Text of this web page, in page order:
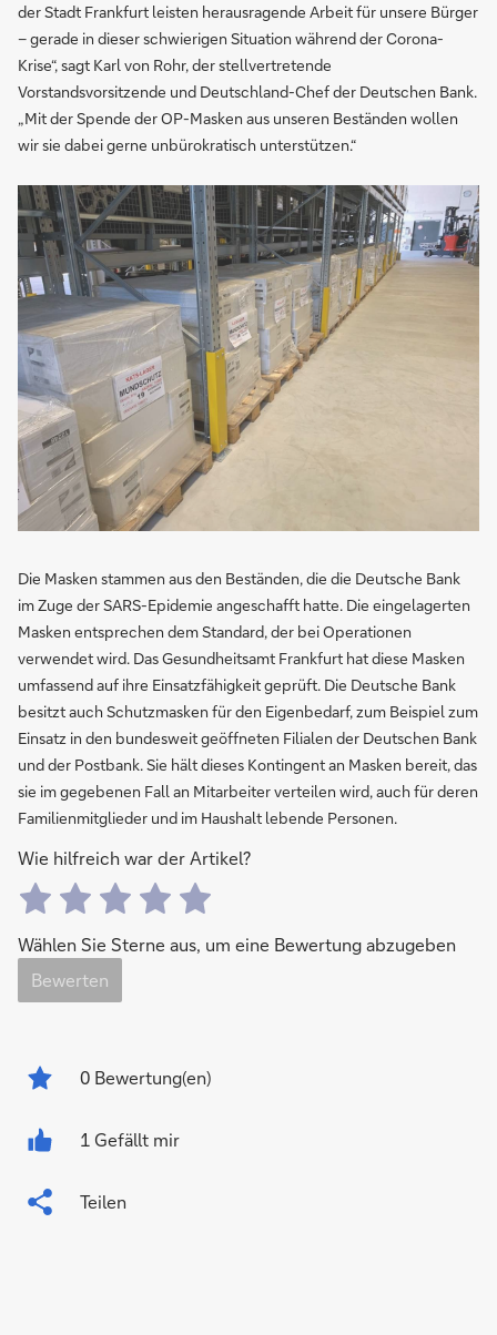
der Stadt Frankfurt leisten herausragende Arbeit für unsere Bürger
– gerade in dieser schwierigen Situation während der Corona-
Krise“, sagt Karl von Rohr, der stellvertretende
Vorstandsvorsitzende und Deutschland-Chef der Deutschen Bank.
„Mit der Spende der OP-Masken aus unseren Beständen wollen
wir sie dabei gerne unbürokratisch unterstützen.“
Die Masken stammen aus den Beständen, die die Deutsche Bank
im Zuge der SARS-Epidemie angeschafft hatte. Die eingelagerten
Masken entsprechen dem Standard, der bei Operationen
verwendet wird. Das Gesundheitsamt Frankfurt hat diese Masken
umfassend auf ihre Einsatzfähigkeit geprüft. Die Deutsche Bank
besitzt auch Schutzmasken für den Eigenbedarf, zum Beispiel zum
Einsatz in den bundesweit geöffneten Filialen der Deutschen Bank
und der Postbank. Sie hält dieses Kontingent an Masken bereit, das
sie im gegebenen Fall an Mitarbeiter verteilen wird, auch für deren
Familienmitglieder und im Haushalt lebende Personen.
Wie hilfreich war der Artikel?
Wählen Sie Sterne aus, um eine Bewertung abzugeben
Bewerten
0 Bewertung(en)
1 Gefällt mir
Teilen